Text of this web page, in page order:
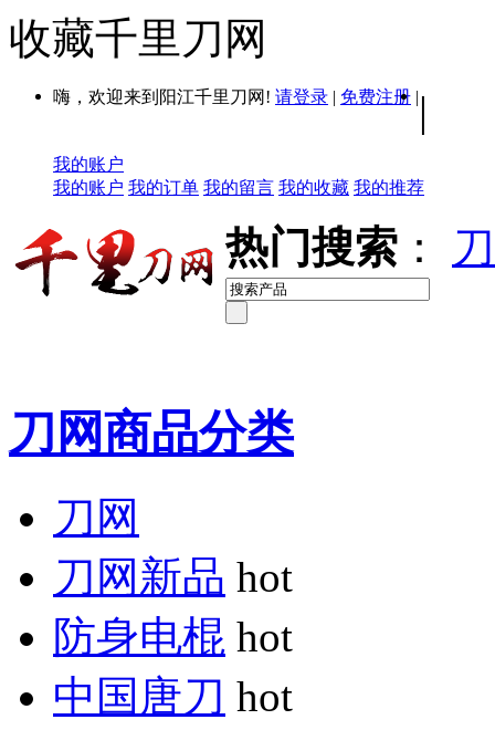
收藏千里刀网
嗨，欢迎来到阳江千里刀网! 请登录 | 免费注册 | |
我的账户
我的账户 我的订单 我的留言 我的收藏 我的推荐
热门搜索 ：
刀网商品分类
刀网
刀网新品 hot
防身电棍 hot
中国唐刀 hot